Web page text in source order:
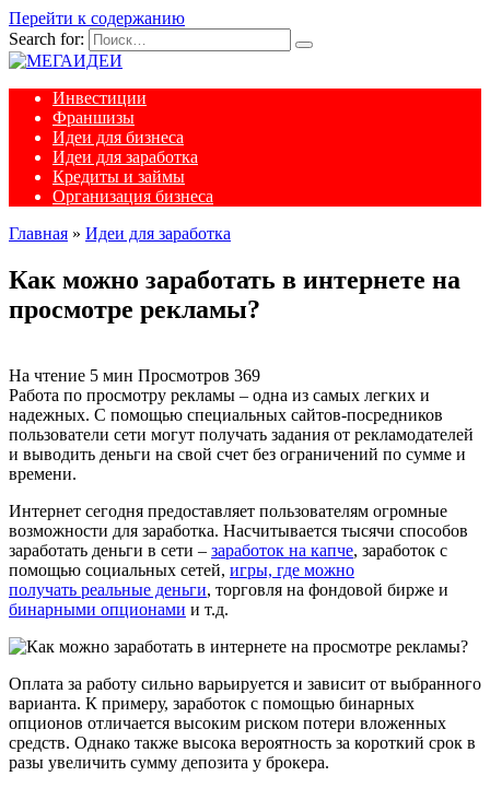
Перейти к содержанию
Search for:
Инвестиции
Франшизы
Идеи для бизнеса
Идеи для заработка
Кредиты и займы
Организация бизнеса
Главная » Идеи для заработка
Как можно заработать в интернете на
просмотре рекламы?
На чтение 5 мин Просмотров 369
Работа по просмотру рекламы – одна из самых легких и
надежных. С помощью специальных сайтов-посредников
пользователи сети могут получать задания от рекламодателей
и выводить деньги на свой счет без ограничений по сумме и
времени.
Интернет сегодня предоставляет пользователям огромные
возможности для заработка. Насчитывается тысячи способов
заработать деньги в сети – заработок на капче, заработок с
помощью социальных сетей, игры, где можно
получать реальные деньги, торговля на фондовой бирже и
бинарными опционами и т.д.
Оплата за работу сильно варьируется и зависит от выбранного
варианта. К примеру, заработок с помощью бинарных
опционов отличается высоким риском потери вложенных
средств. Однако также высока вероятность за короткий срок в
разы увеличить сумму депозита у брокера.